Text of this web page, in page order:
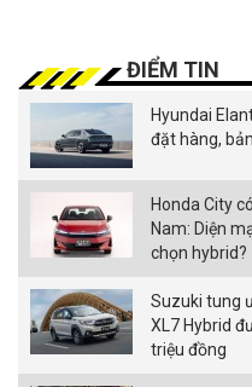
ĐIỂM TIN
Hyundai
đặt hàng,
Honda City
Nam: Diện
chọn hybrid?
Suzuki tung
XL7 Hybrid
triệu đồng